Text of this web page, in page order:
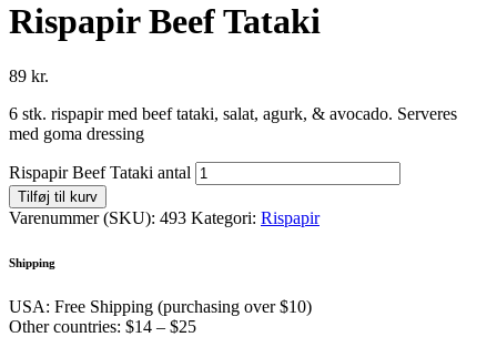
Rispapir Beef Tataki
89 kr.
6 stk. rispapir med beef tataki, salat, agurk, & avocado. Serveres
med goma dressing
Rispapir Beef Tataki antal
Tilføj til kurv
Varenummer (SKU): 493 Kategori: Rispapir
Shipping
USA: Free Shipping (purchasing over $10)
Other countries: $14 – $25